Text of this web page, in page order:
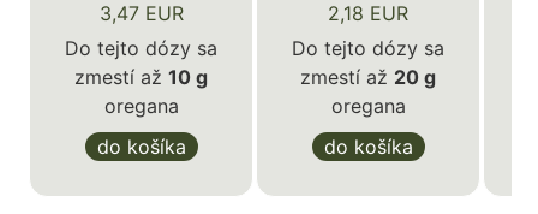
3,47 EUR
Do tejto dózy sa
zmestí až10 g
oregana
do košíka
2,18 EUR
Do tejto dózy sa
zmestí až 20 g
oregana
do košíka